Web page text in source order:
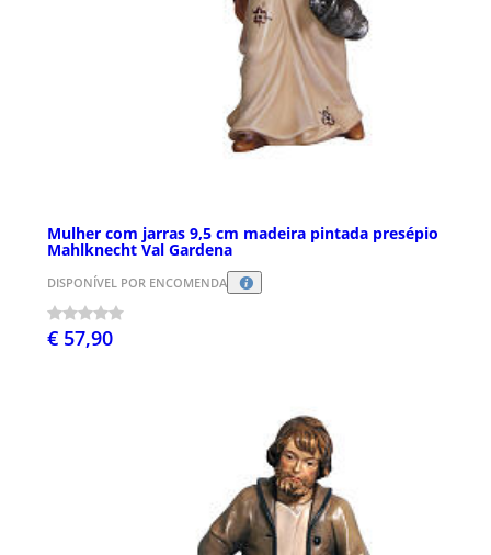
Mulher com jarras 9,5 cm madeira pintada presépio
Mahlknecht Val Gardena
DISPONÍVEL POR ENCOMENDA
€ 57,90